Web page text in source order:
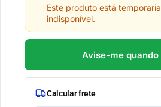
Este produto está
indisponível.
Avise-me
Calcular frete